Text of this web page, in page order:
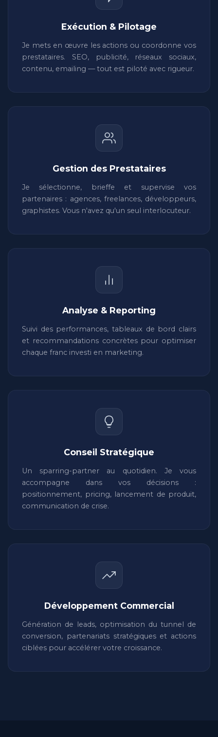
Exécution & Pilotage
Je mets en œuvre les actions ou coordonne vos
prestataires. SEO, publicité, réseaux sociaux,
contenu, emailing — tout est piloté avec rigueur.
Gestion des Prestataires
Je sélectionne, brieffe et supervise vos
partenaires : agences, freelances, développeurs,
graphistes. Vous n'avez qu'un seul interlocuteur.
Analyse & Reporting
Suivi des performances, tableaux de bord clairs
et recommandations concrètes pour optimiser
chaque franc investi en marketing.
Conseil Stratégique
Un sparring-partner au quotidien. Je vous
accompagne dans vos décisions :
positionnement, pricing, lancement de produit,
communication de crise.
Développement Commercial
Génération de leads, optimisation du tunnel de
conversion, partenariats stratégiques et actions
ciblées pour accélérer votre croissance.